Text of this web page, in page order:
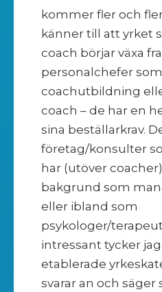
kommer fler och
känner till att yrket
coach börjar växa
personalchefer som
coachutbildning
coach – de har en
sina beställarkrav.
företag/konsulter
har (utöver
bakgrund som
eller ibland som
psykologer/
intressant tycker
etablerade
svarar an och säger